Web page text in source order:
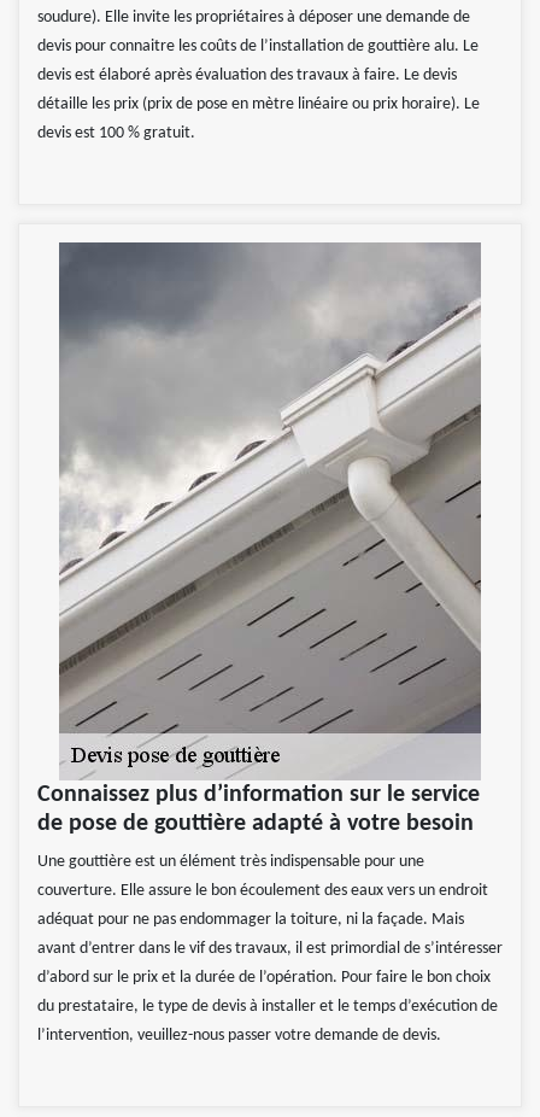
soudure). Elle invite les propriétaires à déposer une demande de
devis pour connaitre les coûts de l’installation de gouttière alu. Le
devis est élaboré après évaluation des travaux à faire. Le devis
détaille les prix (prix de pose en mètre linéaire ou prix horaire). Le
devis est 100 % gratuit.
Connaissez plus d’information sur le service
de pose de gouttière adapté à votre besoin
Une gouttière est un élément très indispensable pour une
couverture. Elle assure le bon écoulement des eaux vers un endroit
adéquat pour ne pas endommager la toiture, ni la façade. Mais
avant d’entrer dans le vif des travaux, il est primordial de s’intéresser
d’abord sur le prix et la durée de l’opération. Pour faire le bon choix
du prestataire, le type de devis à installer et le temps d’exécution de
l’intervention, veuillez-nous passer votre demande de devis.